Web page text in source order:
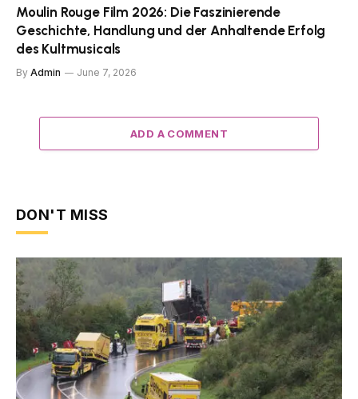
Moulin Rouge Film 2026: Die Faszinierende
Geschichte, Handlung und der Anhaltende Erfolg
des Kultmusicals
By Admin June 7, 2026
ADD A COMMENT
DON'T MISS